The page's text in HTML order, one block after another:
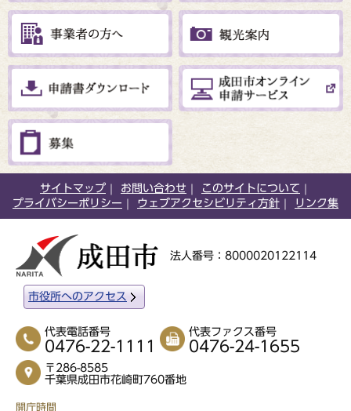
サイトマップ お問い合わせ
このサイトについて
プライバシーポリシー
ウェブアクセシビリティ方針 リンク集
法人番号：8000020122114
市役所へのアクセス
代表電話番号
0476-22-1111
代表ファクス番号
0476-24-1655
〒286-8585
千葉県成田市花崎町760番地
開庁時間